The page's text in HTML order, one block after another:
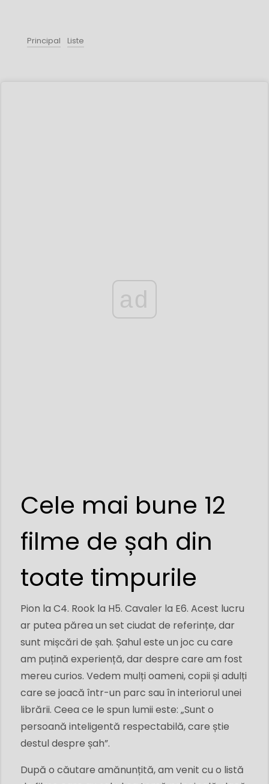
Principal Liste
ad
Cele mai bune 12
filme de șah din
toate timpurile
Pion la C4. Rook la H5. Cavaler la E6. Acest lucru
ar putea părea un set ciudat de referințe, dar
sunt mișcări de șah. Șahul este un joc cu care
am puțină experiență, dar despre care am fost
mereu curios. Vedem mulți oameni, copii și adulți
care se joacă într-un parc sau în interiorul unei
librării. Ceea ce le spun lumii este: „Sunt o
persoană inteligentă respectabilă, care știe
destul despre șah”.
După o căutare amănunțită, am venit cu o listă